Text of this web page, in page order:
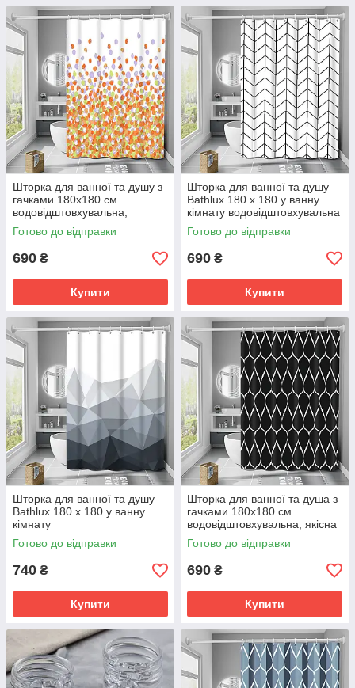
Шторка для ванної та душу з
гачками 180x180 см
водовідштовхувальна,
високоякісна шторка для
ванни
Готово до відправки
690 ₴
Купити
Шторка для ванної та душу
Bathlux 180 x 180 у ванну
кімнату водовідштовхувальна
Прозора з білими колами
Готово до відправки
690 ₴
Купити
Шторка для ванної та душу
Bathlux 180 x 180 у ванну
кімнату
водовідштовхувальна, сіро-
чорні трикутники
Готово до відправки
740 ₴
Купити
Шторка для ванної та душа з
гачками 180x180 см
водовідштовхувальна, якісна
шторка, Чорна з малюнком
Готово до відправки
690 ₴
Купити